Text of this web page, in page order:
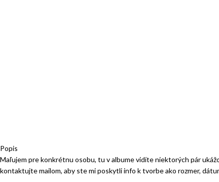
Popis
Maľujem pre konkrétnu osobu, tu v albume vidíte niektorých pár
kontaktujte mailom, aby ste mi poskytli info k tvorbe ako rozmer,